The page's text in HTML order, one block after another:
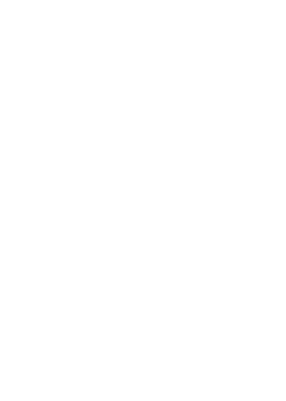
Commerce & AGB & Verträge